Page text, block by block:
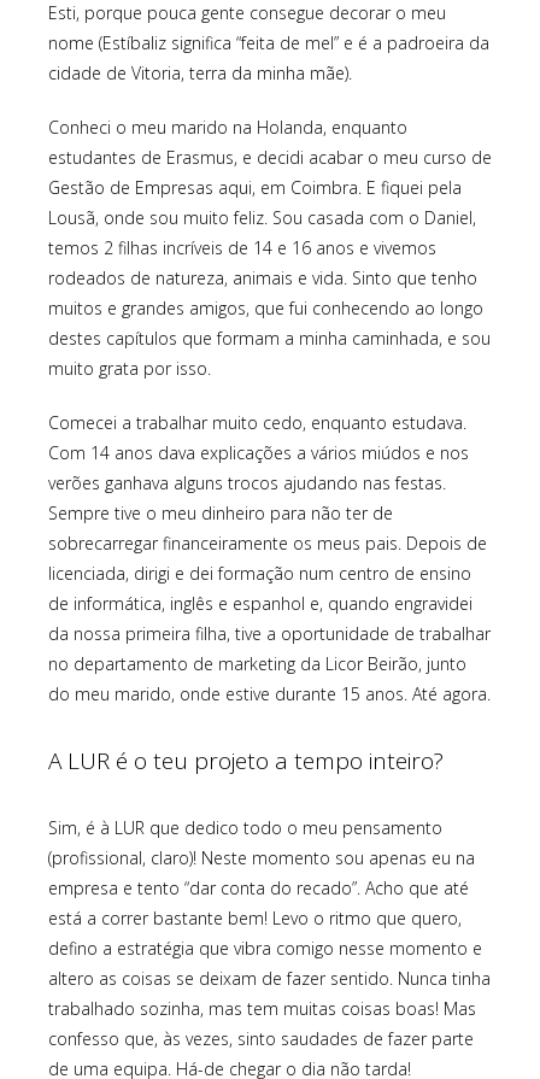
Esti, porque pouca gente consegue decorar o meu
nome (Estíbaliz significa “feita de mel” e é a padroeira da
cidade de Vitoria, terra da minha mãe).
Conheci o meu marido na Holanda, enquanto
estudantes de Erasmus, e decidi acabar o meu curso de
Gestão de Empresas aqui, em Coimbra. E fiquei pela
Lousã, onde sou muito feliz. Sou casada com o Daniel,
temos 2 filhas incríveis de 14 e 16 anos e vivemos
rodeados de natureza, animais e vida. Sinto que tenho
muitos e grandes amigos, que fui conhecendo ao longo
destes capítulos que formam a minha caminhada, e sou
muito grata por isso.
Comecei a trabalhar muito cedo, enquanto estudava.
Com 14 anos dava explicações a vários miúdos e nos
verões ganhava alguns trocos ajudando nas festas.
Sempre tive o meu dinheiro para não ter de
sobrecarregar financeiramente os meus pais. Depois de
licenciada, dirigi e dei formação num centro de ensino
de informática, inglês e espanhol e, quando engravidei
da nossa primeira filha, tive a oportunidade de trabalhar
no departamento de marketing da Licor Beirão, junto
do meu marido, onde estive durante 15 anos. Até agora.
A LUR é o teu projeto a tempo inteiro?
Sim, é à LUR que dedico todo o meu pensamento
(profissional, claro)! Neste momento sou apenas eu na
empresa e tento “dar conta do recado”. Acho que até
está a correr bastante bem! Levo o ritmo que quero,
defino a estratégia que vibra comigo nesse momento e
altero as coisas se deixam de fazer sentido. Nunca tinha
trabalhado sozinha, mas tem muitas coisas boas! Mas
confesso que, às vezes, sinto saudades de fazer parte
de uma equipa. Há-de chegar o dia não tarda!